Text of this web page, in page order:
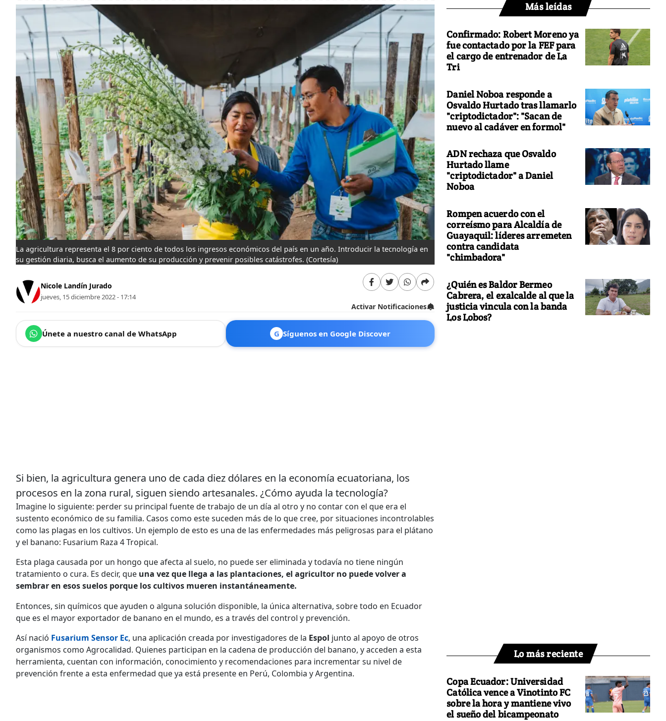
La agricultura representa el 8 por ciento de todos los ingresos económicos del país en un año. Introducir la tecnología en
su gestión diaria, busca el aumento de su producción y prevenir posibles catástrofes. (Cortesía)
Nicole Landín Jurado
jueves, 15 diciembre 2022 - 17:14
Activar Notificaciones
Únete a nuestro canal de WhatsApp G Síguenos en Google Discover
Si bien, la agricultura genera uno de cada diez dólares en la economía ecuatoriana, los
procesos en la zona rural, siguen siendo artesanales. ¿Cómo ayuda la tecnología?
Imagine lo siguiente: perder su principal fuente de trabajo de un día al otro y no contar con el que era el
sustento económico de su familia. Casos como este suceden más de lo que cree, por situaciones incontrolables
como las plagas en los cultivos. Un ejemplo de esto es una de las enfermedades más peligrosas para el plátano
y el banano: Fusarium Raza 4 Tropical.
Esta plaga causada por un hongo que afecta al suelo, no puede ser eliminada y todavía no tiene ningún
tratamiento o cura. Es decir, que una vez que llega a las plantaciones, el agricultor no puede volver a
sembrar en esos suelos porque los cultivos mueren instantáneamente.
Entonces, sin químicos que ayuden o alguna solución disponible, la única alternativa, sobre todo en Ecuador
que es el mayor exportador de banano en el mundo, es a través del control y prevención.
Así nació Fusarium Sensor Ec, una aplicación creada por investigadores de la Espol junto al apoyo de otros
organismos como Agrocalidad. Quienes participan en la cadena de producción del banano, y acceden a esta
herramienta, cuentan con información, conocimiento y recomendaciones para incrementar su nivel de
prevención frente a esta enfermedad que ya está presente en Perú, Colombia y Argentina.
Más leídas
Confirmado: Robert Moreno ya
fue contactado por la FEF para
el cargo de entrenador de La
Tri
Daniel Noboa responde a
Osvaldo Hurtado tras llamarlo
"criptodictador": "Sacan de
nuevo al cadáver en formol"
ADN rechaza que Osvaldo
Hurtado llame
"criptodictador" a Daniel
Noboa
Rompen acuerdo con el
correísmo para Alcaldía de
Guayaquil: líderes arremeten
contra candidata
"chimbadora"
¿Quién es Baldor Bermeo
Cabrera, el exalcalde al que la
justicia vincula con la banda
Los Lobos?
Lo más reciente
Copa Ecuador: Universidad
Católica vence a Vinotinto FC
sobre la hora y mantiene vivo
el sueño del bicampeonato